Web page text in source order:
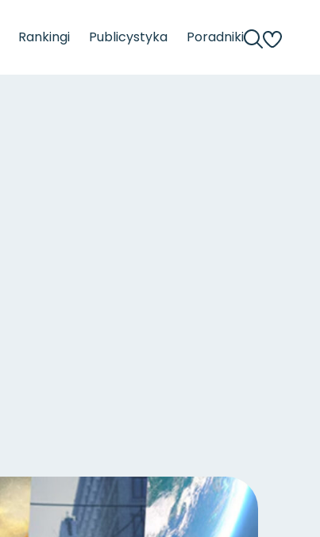
Rankingi Publicystyka Poradniki